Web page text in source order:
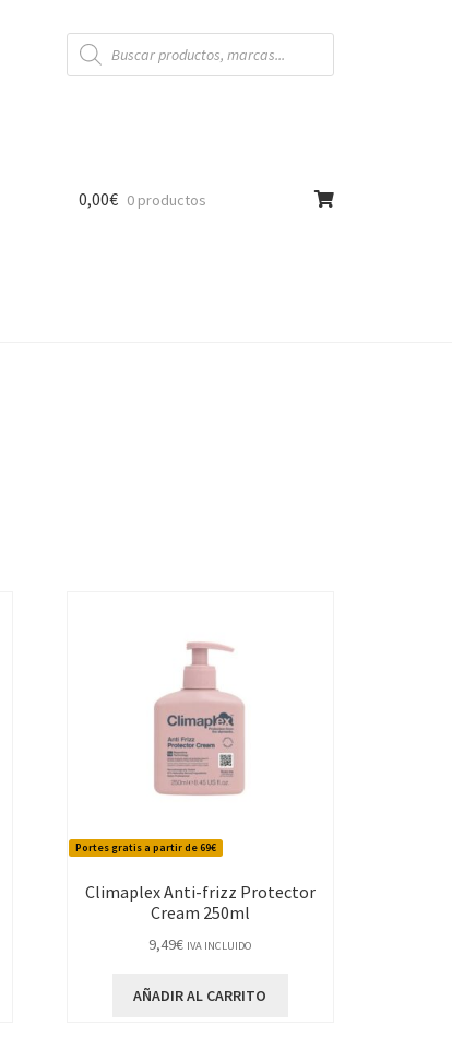
Búsqueda
de
productos
0,00€ 0 productos
Portes gratis a partir de 69€
Climaplex Anti-frizz Protector
Cream 250ml
9,49€ IVA INCLUIDO
AÑADIR AL CARRITO